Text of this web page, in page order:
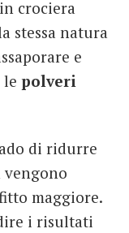
crociera
stessa natura
e
le polveri
di ridurre
vengono
maggiore.
i risultati